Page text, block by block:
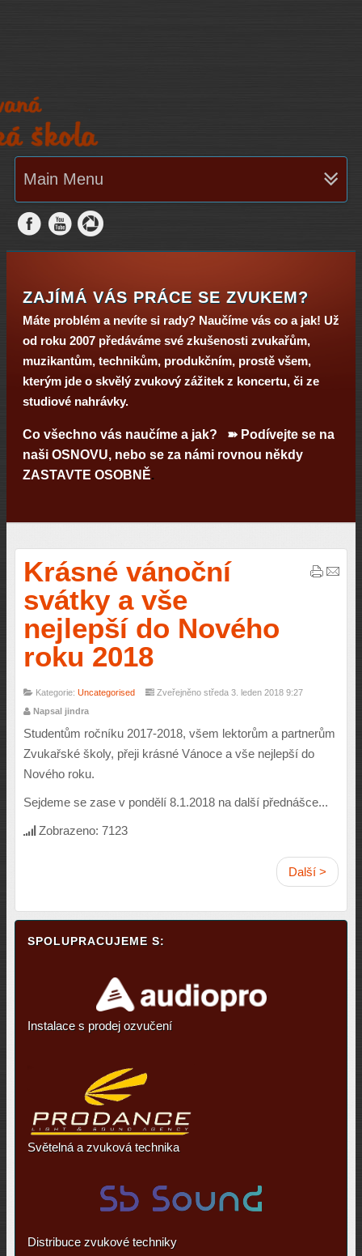
Main Menu
ZAJÍMÁ VÁS PRÁCE SE ZVUKEM?
Máte problém a nevíte si rady? Naučíme vás co a jak! Už
od roku 2007 předáváme své zkušenosti zvukařům,
muzikantům, technikům, produkčním, prostě všem,
kterým jde o skvělý zvukový zážitek z koncertu, či ze
studiové nahrávky.
Co všechno vás naučíme a jak? ➽ Podívejte se na
naši OSNOVU, nebo se za námi rovnou někdy
ZASTAVTE OSOBNĚ.
Krásné vánoční
svátky a vše
nejlepší do Nového
roku 2018
Kategorie: Uncategorised
Zveřejněno středa 3. leden 2018 9:27
Napsal jindra
Studentům ročníku 2017-2018, všem lektorům a partnerům
Zvukařské školy, přeji krásné Vánoce a vše nejlepší do
Nového roku.
Sejdeme se zase v pondělí 8.1.2018 na další přednášce...
Zobrazeno: 7123
Další >
SPOLUPRACUJEME S:
Instalace s prodej ozvučení
Světelná a zvuková technika
Distribuce zvukové techniky